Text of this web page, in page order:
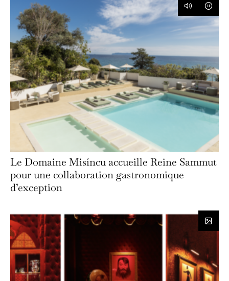
Le Domaine Misíncu accueille Reine Sammut
pour une collaboration gastronomique
d’exception